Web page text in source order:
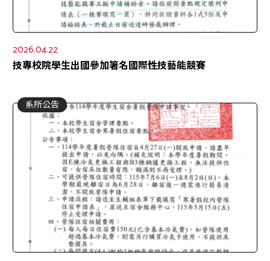
2026.04.22
技專校院學生出國參加箸名國際性技藝能競賽
系所公告